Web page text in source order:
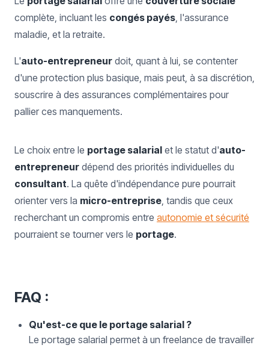
complète, incluant les congés payés, l'assurance
maladie, et la retraite.
L'auto-entrepreneur doit, quant à lui, se contenter
d'une protection plus basique, mais peut, à sa discrétion,
souscrire à des assurances complémentaires pour
pallier ces manquements.
Le choix entre le portage salarial et le statut d'auto-
entrepreneur dépend des priorités individuelles du
consultant. La quête d'indépendance pure pourrait
orienter vers la micro-entreprise, tandis que ceux
recherchant un compromis entre autonomie et sécurité
pourraient se tourner vers le portage.
FAQ :
Qu'est-ce que le portage salarial ?
Le portage salarial permet à un freelance de travailler